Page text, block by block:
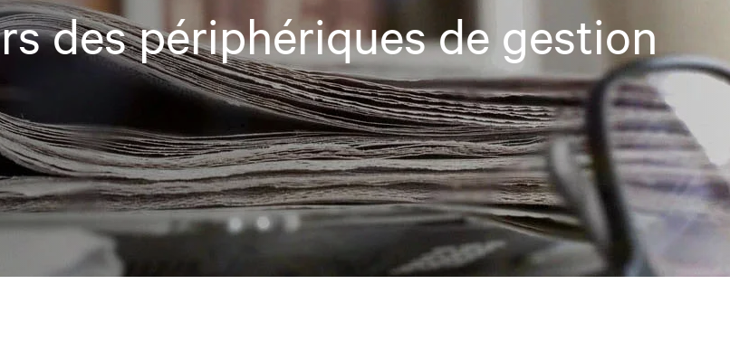
des périphériques de gestion